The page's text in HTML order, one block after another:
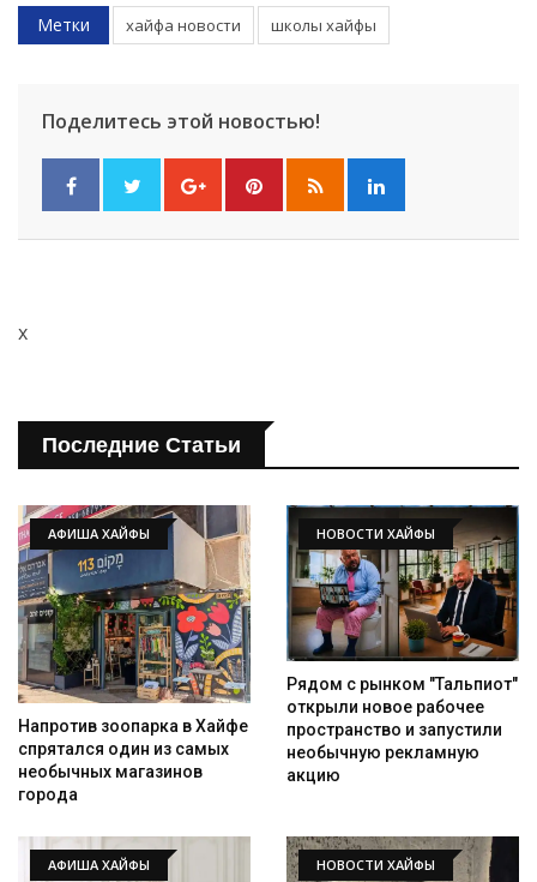
Метки хайфа новости школы хайфы
Поделитесь этой новостью!
x
Последние Статьи
АФИША ХАЙФЫ
Напротив зоопарка в Хайфе
спрятался один из самых
необычных магазинов
города
НОВОСТИ ХАЙФЫ
Рядом с рынком "Тальпиот"
открыли новое рабочее
пространство и запустили
необычную рекламную
акцию
АФИША ХАЙФЫ НОВОСТИ ХАЙФЫ